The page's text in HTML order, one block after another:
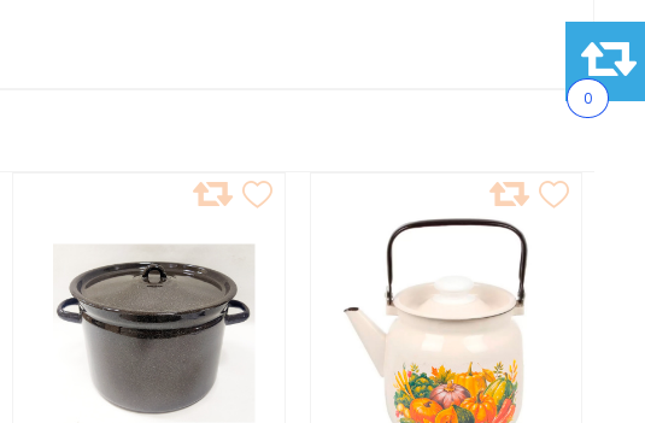
0
ИЗБРАННОЕ
ИЗБРАННОЕ